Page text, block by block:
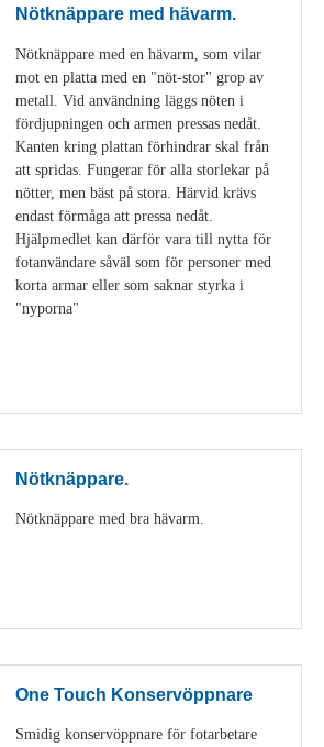
Nötknäppare med hävarm.
Nötknäppare med en hävarm, som vilar
mot en platta med en "nöt-stor" grop av
metall. Vid användning läggs nöten i
fördjupningen och armen pressas nedåt.
Kanten kring plattan förhindrar skal från
att spridas. Fungerar för alla storlekar på
nötter, men bäst på stora. Härvid krävs
endast förmåga att pressa nedåt.
Hjälpmedlet kan därför vara till nytta för
fotanvändare såväl som för personer med
korta armar eller som saknar styrka i
"nyporna"
Nötknäppare.
Nötknäppare med bra hävarm.
One Touch Konservöppnare
Smidig konservöppnare för fotarbetare